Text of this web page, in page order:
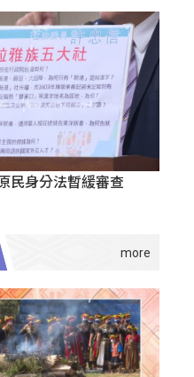
民身分法暫緩審查